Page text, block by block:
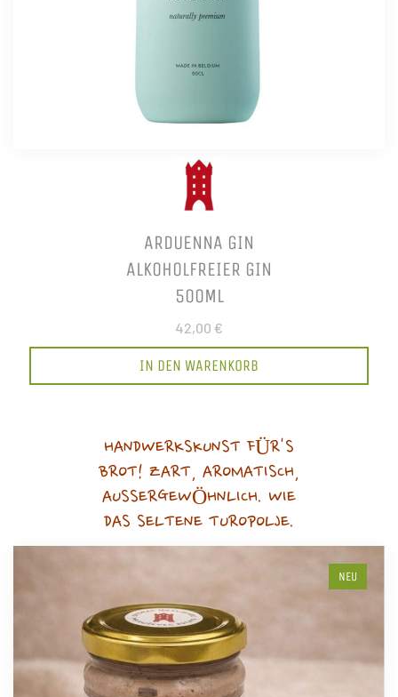
ARDUENNA GIN
ALKOHOLFREIER GIN
500ML
42,00 €
IN DEN WARENKORB
HANDWERKSKUNST FÜR'S
BROT! ZART, AROMATISCH,
AUSSERGEWÖHNLICH. WIE
DAS SELTENE TUROPOLJE.
NEU